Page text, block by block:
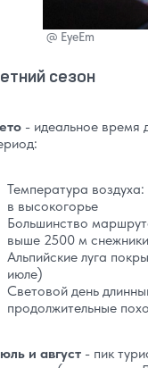
@ EyeEm
сезон
- идеальное время
Температура
в высокогорье
Большинство
выше 2500 м
Альпийские луга
июле)
Световой день
продолжительные
и август - пик